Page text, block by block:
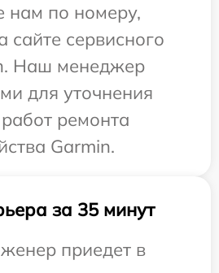
нам по номеру,
сайте сервисного
Наш менеджер
для уточнения
ремонта
Garmin.
за 35 минут
приедет в